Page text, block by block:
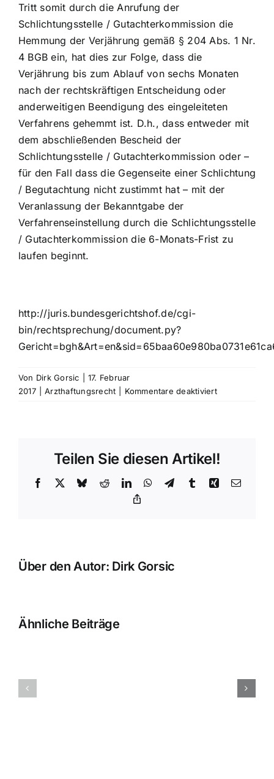
Tritt somit durch die Anrufung der
Schlichtungsstelle / Gutachterkommission die
Hemmung der Verjährung gemäß § 204 Abs. 1 Nr.
4 BGB ein, hat dies zur Folge, dass die
Verjährung bis zum Ablauf von sechs Monaten
nach der rechtskräftigen Entscheidung oder
anderweitigen Beendigung des eingeleiteten
Verfahrens gehemmt ist. D.h., dass entweder mit
dem abschließenden Bescheid der
Schlichtungsstelle / Gutachterkommission oder –
für den Fall dass die Gegenseite einer Schlichtung
/ Begutachtung nicht zustimmt hat – mit der
Veranlassung der Bekanntgabe der
Verfahrenseinstellung durch die Schlichtungsstelle
/ Gutachterkommission die 6-Monats-Frist zu
laufen beginnt.
http://juris.bundesgerichtshof.de/cgi-
bin/rechtsprechung/document.py?
Von Dirk Gorsic
17. Februar
2017
Arzthaftungsrecht Kommentare deaktiviertfür
17.02.2017
Teilen Sie diesen Artikel!
Facebook BlueskyRedditLinkedInWhatsApp
TelegramTumblrXing E-
Über den Autor: Dirk Gorsic
Ähnliche Beiträge